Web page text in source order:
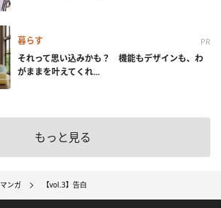
暮らす PR
それって思い込みかも？ 機能もデザインも、わ
がままを叶えてくれ...
もっと見る
マンガ 【vol.3】告白